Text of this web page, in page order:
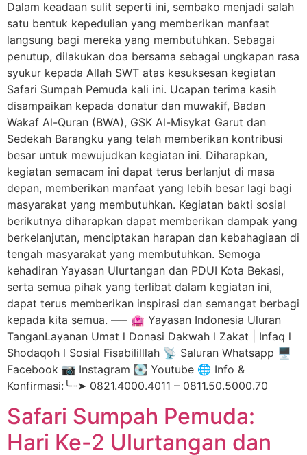
Dalam keadaan sulit seperti ini, sembako menjadi salah
satu bentuk kepedulian yang memberikan manfaat
langsung bagi mereka yang membutuhkan. Sebagai
penutup, dilakukan doa bersama sebagai ungkapan rasa
syukur kepada Allah SWT atas kesuksesan kegiatan
Safari Sumpah Pemuda kali ini. Ucapan terima kasih
disampaikan kepada donatur dan muwakif, Badan
Wakaf Al-Quran (BWA), GSK Al-Misykat Garut dan
Sedekah Barangku yang telah memberikan kontribusi
besar untuk mewujudkan kegiatan ini. Diharapkan,
kegiatan semacam ini dapat terus berlanjut di masa
depan, memberikan manfaat yang lebih besar lagi bagi
masyarakat yang membutuhkan. Kegiatan bakti sosial
berikutnya diharapkan dapat memberikan dampak yang
berkelanjutan, menciptakan harapan dan kebahagiaan di
tengah masyarakat yang membutuhkan. Semoga
kehadiran Yayasan Ulurtangan dan PDUI Kota Bekasi,
serta semua pihak yang terlibat dalam kegiatan ini,
dapat terus memberikan inspirasi dan semangat berbagi
kepada kita semua. —– 🏩 Yayasan Indonesia Uluran
TanganLayanan Umat l Donasi Dakwah l Zakat | Infaq l
Shodaqoh l Sosial Fisabililllah 📡 Saluran Whatsapp 🖥️
Facebook 📷 Instagram 💽 Youtube 🌐 Info &
Konfirmasi:╰┈➤ 0821.4000.4011 – 0811.50.5000.70
Safari Sumpah Pemuda:
Hari Ke-2 Ulurtangan dan